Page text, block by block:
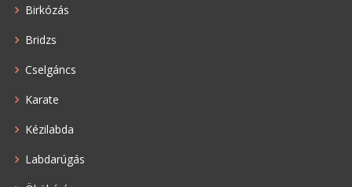
Birkózás
Bridzs
Cselgáncs
Karate
Kézilabda
Labdarúgás